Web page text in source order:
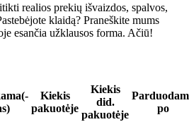
realios prekių išvaizdos, spalvos,
klaidą? Praneškite mums
esančia užklausos forma. Ačiū!
Kiekis
pakuotėje
Kiekis
did.
pakuotėje
po